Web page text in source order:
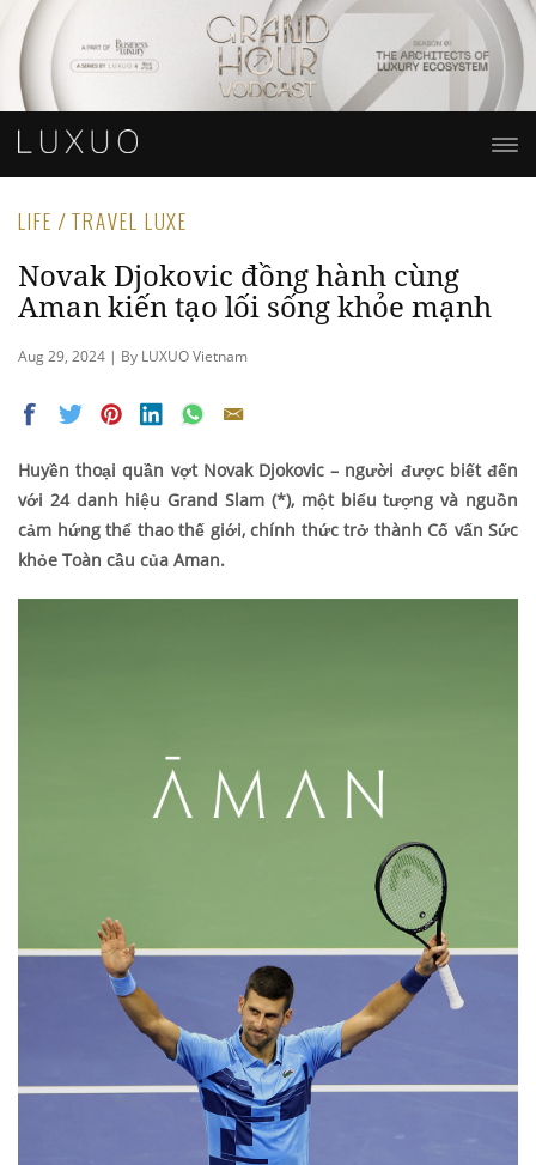
LIFE / TRAVEL LUXE
Novak Djokovic đồng hành cùng
Aman kiến tạo lối sống khỏe mạnh
Aug 29, 2024 | By LUXUO Vietnam
Huyền thoại quần vợt Novak Djokovic – người được biết đến
với 24 danh hiệu Grand Slam (*), một biểu tượng và nguồn
cảm hứng thể thao thế giới, chính thức trở thành Cố vấn Sức
khỏe Toàn cầu của Aman.